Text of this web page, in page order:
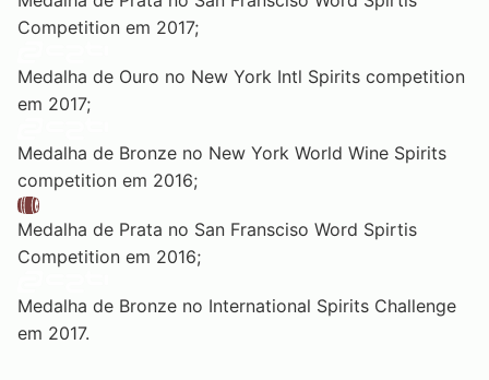
Competition em 2017;
Medalha de Ouro no New York Intl Spirits competition
em 2017;
Medalha de Bronze no New York World Wine Spirits
competition em 2016;
Medalha de Prata no San Fransciso Word Spirtis
Competition em 2016;
Medalha de Bronze no International Spirits Challenge
em 2017.